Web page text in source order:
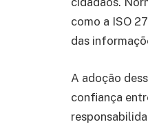
como a ISO
das
A adoção
confiança